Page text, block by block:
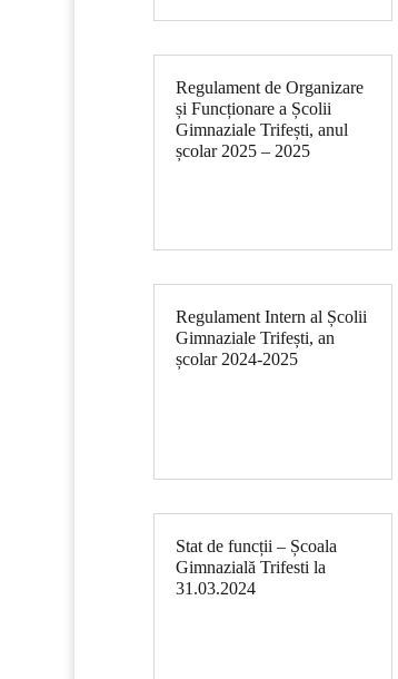
Regulament de Organizare
și Funcționare a Școlii
Gimnaziale Trifești, anul
școlar 2025 – 2025
Regulament Intern al Școlii
Gimnaziale Trifești, an
școlar 2024-2025
Stat de funcții – Școala
Gimnazială Trifesti la
31.03.2024